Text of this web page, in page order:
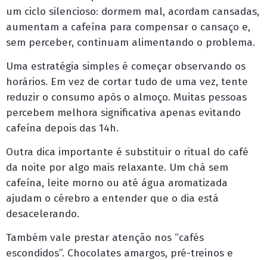
um ciclo silencioso: dormem mal, acordam cansadas,
aumentam a cafeína para compensar o cansaço e,
sem perceber, continuam alimentando o problema.
Uma estratégia simples é começar observando os
horários. Em vez de cortar tudo de uma vez, tente
reduzir o consumo após o almoço. Muitas pessoas
percebem melhora significativa apenas evitando
cafeína depois das 14h.
Outra dica importante é substituir o ritual do café
da noite por algo mais relaxante. Um chá sem
cafeína, leite morno ou até água aromatizada
ajudam o cérebro a entender que o dia está
desacelerando.
Também vale prestar atenção nos “cafés
escondidos”. Chocolates amargos, pré-treinos e